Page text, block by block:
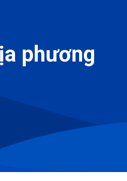
phương